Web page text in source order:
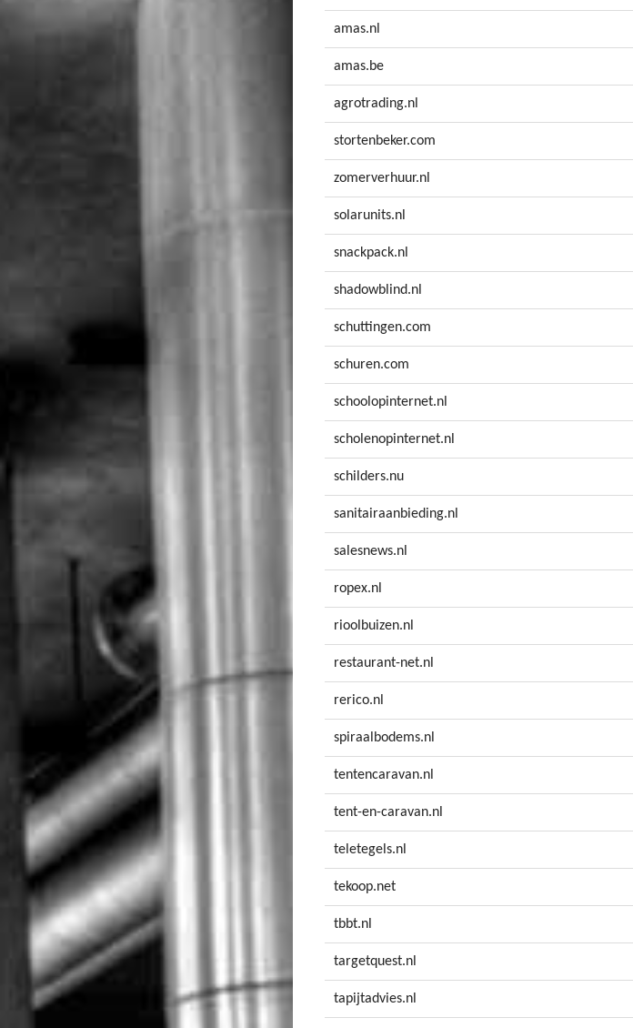
amas.nl
amas.be
agrotrading.nl
stortenbeker.com
zomerverhuur.nl
solarunits.nl
snackpack.nl
shadowblind.nl
schuttingen.com
schuren.com
schoolopinternet.nl
scholenopinternet.nl
schilders.nu
sanitairaanbieding.nl
salesnews.nl
ropex.nl
rioolbuizen.nl
restaurant-net.nl
rerico.nl
spiraalbodems.nl
tentencaravan.nl
tent-en-caravan.nl
teletegels.nl
tekoop.net
tbbt.nl
targetquest.nl
tapijtadvies.nl